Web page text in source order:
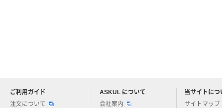
ご利用ガイド
注文について
ASKUL について
会社案内
当サイトにつ
サイトマップ
アスクルについてお気軽にご質問ください